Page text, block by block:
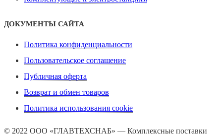
ДОКУМЕНТЫ САЙТА
Политика конфиденциальности
Пользовательское соглашение
Публичная оферта
Возврат и обмен товаров
Политика использования cookie
© 2022 ООО «ГЛАВТЕХСНАБ» — Комплексные поставки